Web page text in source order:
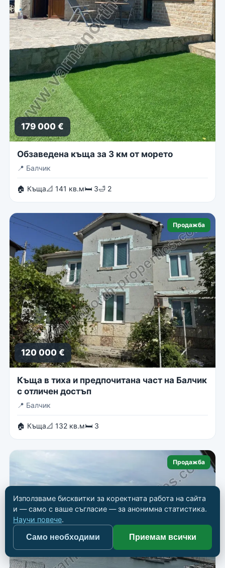
179 000 €
Обзаведена къща за 3 км от морето
📍 Балчик
🏠 Къща📐 141 кв.м🛏 3🛁 2
Продажба
120 000 €
Къща в тиха и предпочитана част на Балчик
с отличен достъп
📍 Балчик
🏠 Къща📐 132 кв.м🛏 3
Продажба
Използваме бисквитки за коректната работа на сайта
и — само с ваше съгласие — за анонимна статистика.
Научи повече.
Само необходими Приемам всички